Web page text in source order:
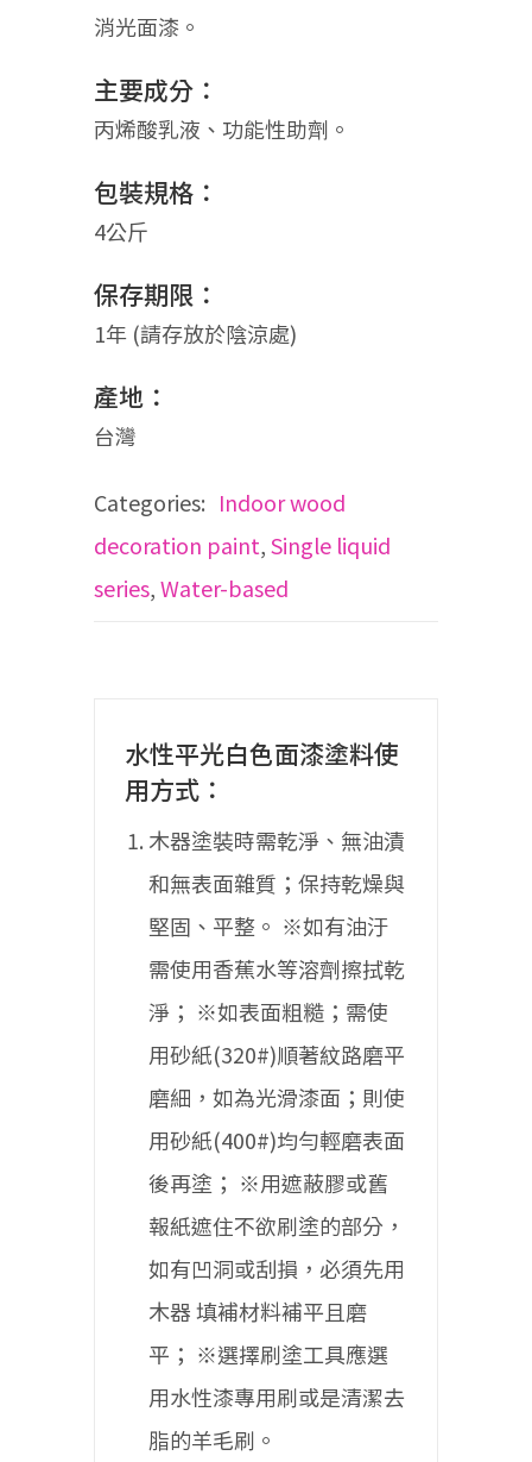
消光面漆。
主要成分：
丙烯酸乳液、功能性助劑。
包裝規格：
4公斤
保存期限：
1年 (請存放於陰涼處)
產地：
台灣
Categories: Indoor wood
decoration paint,Single liquid
series,Water-based
水性平光白色面漆塗料使
用方式：
木器塗裝時需乾淨、無油漬
和無表面雜質；保持乾燥與
堅固、平整。 ※如有油汙
需使用香蕉水等溶劑擦拭乾
淨； ※如表面粗糙；需使
用砂紙(320#)順著紋路磨平
磨細，如為光滑漆面；則使
用砂紙(400#)均勻輕磨表面
後再塗； ※用遮蔽膠或舊
報紙遮住不欲刷塗的部分，
如有凹洞或刮損，必須先用
木器填補材料補平且磨
平； ※選擇刷塗工具應選
用水性漆專用刷或是清潔去
脂的羊毛刷。